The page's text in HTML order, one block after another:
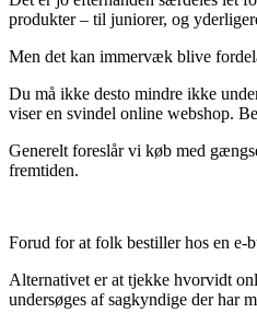
produkter – til juniorer, og
Men det kan immervæk blive
Du må ikke desto mindre ikke
viser en svindel online webshop.
Generelt foreslår vi køb med
fremtiden.
Forud for at folk bestiller hos en e-
Alternativet er at tjekke hvorvidt
undersøges af sagkyndige der har